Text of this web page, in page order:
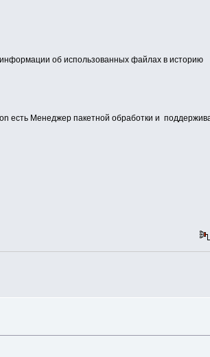
об использованных файлах в историю
есть Mенеджер пакетной обработки и